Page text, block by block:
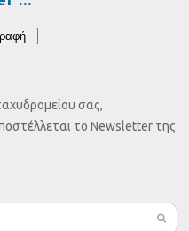
σας,
το Newsletter της